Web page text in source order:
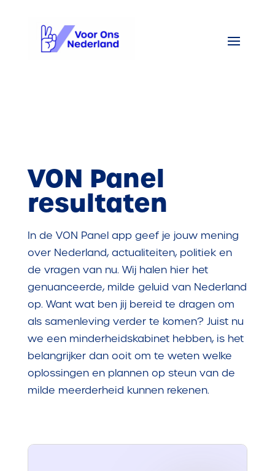
VON Panel
resultaten
In de VON Panel app geef je jouw mening
over Nederland, actualiteiten, politiek en
de vragen van nu. Wij halen hier het
genuanceerde, milde geluid van Nederland
op. Want wat ben jij bereid te dragen om
als samenleving verder te komen? Juist nu
we een minderheidskabinet hebben, is het
belangrijker dan ooit om te weten welke
oplossingen en plannen op steun van de
milde meerderheid kunnen rekenen.